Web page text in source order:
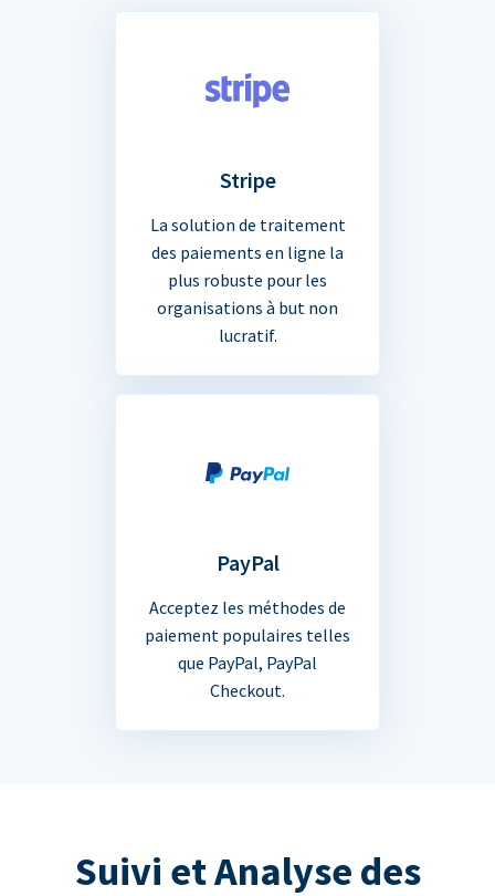
Stripe
La solution de traitement
des paiements en ligne la
plus robuste pour les
organisations à but non
lucratif.
PayPal
Acceptez les méthodes de
paiement populaires telles
que PayPal, PayPal
Checkout.
Suivi et Analyse des